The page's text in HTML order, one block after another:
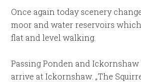
Once again today scenery
moor and water reservoirs
flat and level walking.
Passing Ponden and
arrive at Ickornshaw. „The